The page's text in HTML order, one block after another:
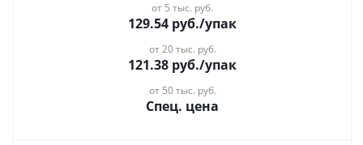
от 5 тыс. руб.
129.54 руб./упак
от 20 тыс. руб.
121.38 руб./упак
от 50 тыс. руб.
Спец. цена